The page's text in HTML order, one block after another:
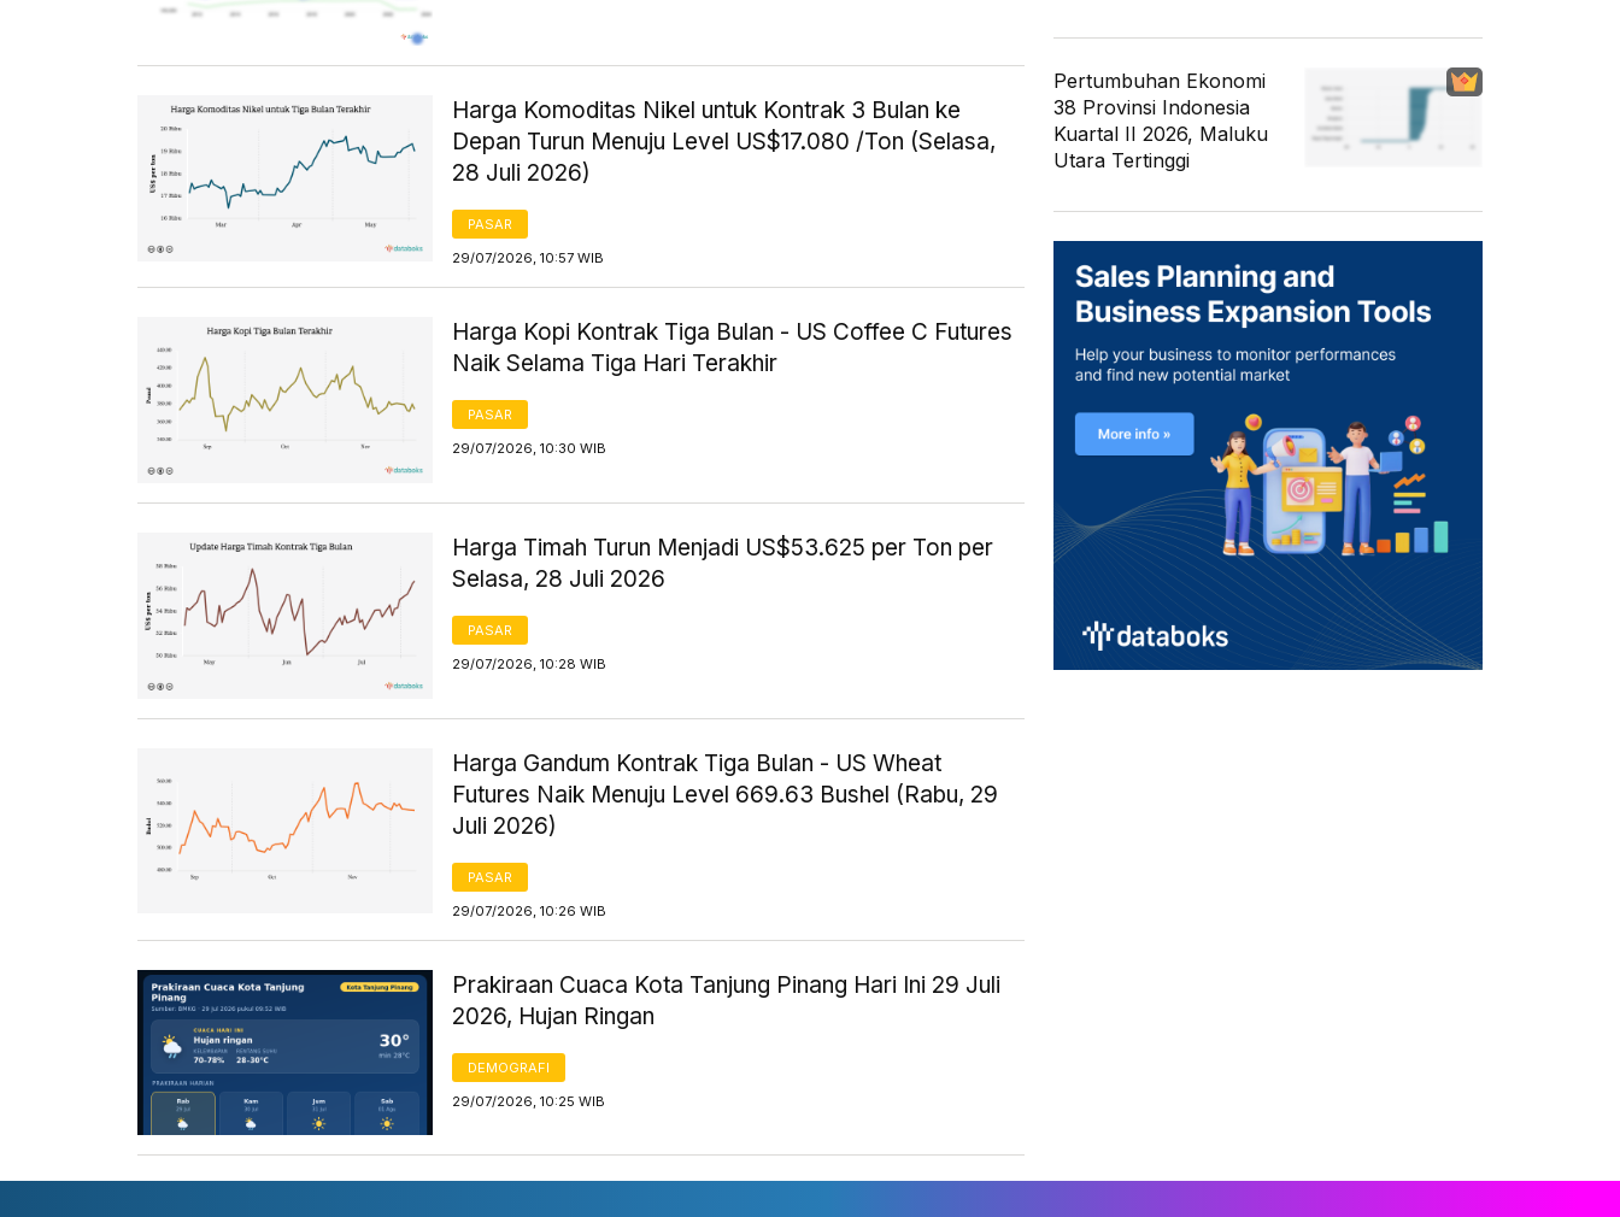
Harga Komoditas Nikel untuk Kontrak 3 Bulan ke
Depan Turun Menuju Level US$17.080 /Ton (Selasa,
28 Juli 2026)
PASAR
29/07/2026, 10:57 WIB
Harga Kopi Kontrak Tiga Bulan - US Coffee C Futures
Naik Selama Tiga Hari Terakhir
PASAR
29/07/2026, 10:30 WIB
Harga Timah Turun Menjadi US$53.625 per Ton per
Selasa, 28 Juli 2026
PASAR
29/07/2026, 10:28 WIB
Harga Gandum Kontrak Tiga Bulan - US Wheat
Futures Naik Menuju Level 669.63 Bushel (Rabu, 29
Juli 2026)
PASAR
29/07/2026, 10:26 WIB
Prakiraan Cuaca Kota Tanjung Pinang Hari Ini 29 Juli
2026, Hujan Ringan
DEMOGRAFI
29/07/2026, 10:25 WIB
Pertumbuhan Ekonomi
38 Provinsi Indonesia
Kuartal II 2026, Maluku
Utara Tertinggi